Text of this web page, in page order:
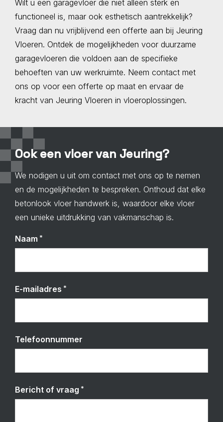
Wilt u een garagevloer die niet alleen sterk en
functioneel is, maar ook esthetisch aantrekkelijk?
Vraag dan nu vrijblijvend een offerte aan bij Jeuring
Vloeren. Ontdek de mogelijkheden voor duurzame
garagevloeren die voldoen aan de specifieke
behoeften van uw werkruimte. Neem contact met
ons op voor een offerte op maat en ervaar de
kracht van Jeuring Vloeren in vloeroplossingen.
Ook een vloer van Jeuring?
We nodigen u uit om contact met ons op te nemen
en de mogelijkheden te bespreken. Onthoud dat elke
betonlook vloer handwerk is, waardoor elke vloer
een unieke uitdrukking van vakmanschap is.
Naam *
E-mailadres *
Telefoonnummer
Bericht of vraag *